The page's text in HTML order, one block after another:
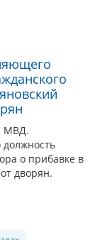
МВД.
о прибавке в
дворян.